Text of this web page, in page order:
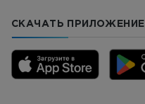
СКАЧАТЬ ПРИЛОЖЕНИЕ